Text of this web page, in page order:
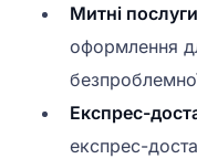
Митні послуги
оформлення
Експрес-
експрес-